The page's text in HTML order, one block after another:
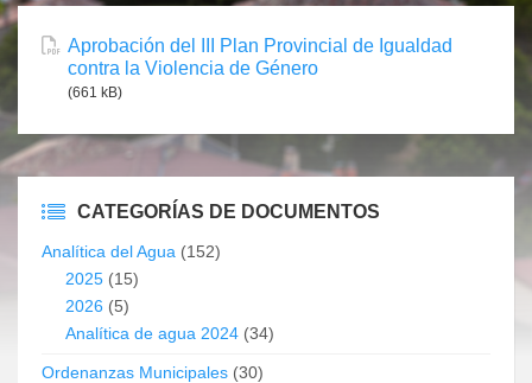
Aprobación del III Plan Provincial de Igualdad
contra la Violencia de Género
(661 kB)
CATEGORÍAS DE DOCUMENTOS
Analítica del Agua (152)
2025 (15)
2026 (5)
Analítica de agua 2024 (34)
Ordenanzas Municipales (30)